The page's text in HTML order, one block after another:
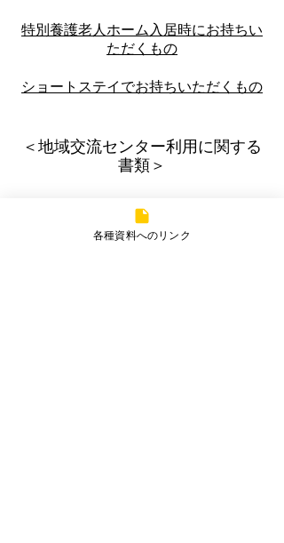
特別養護老人ホーム入居時にお持ちい
ただくもの
ショートステイでお持ちいただくもの
＜地域交流センター利用に関する
書類＞
地域交流センター利用規定
各種資料へのリンク